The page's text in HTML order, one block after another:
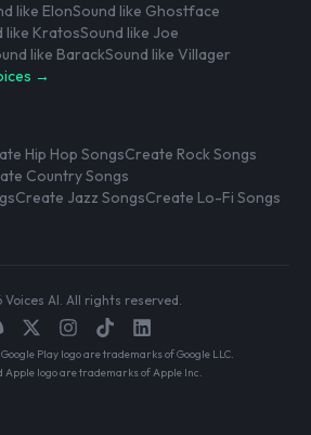
like ElonSound like Ghostface
like KratosSound like Joe
like BarackSound like Villager
→
Hip Hop SongsCreate Rock Songs
Country Songs
Create Jazz SongsCreate Lo-Fi Songs
AI. All rights reserved.
Play logo are trademarks of Google LLC.
Apple logo are trademarks of Apple Inc.